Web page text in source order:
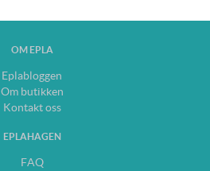
OM EPLA
Eplabloggen
Om butikken
Kontakt oss
EPLAHAGEN
FAQ